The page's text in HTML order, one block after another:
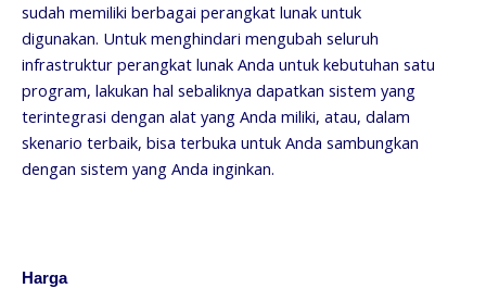
sudah memiliki berbagai perangkat lunak untuk
digunakan. Untuk menghindari mengubah seluruh
infrastruktur perangkat lunak Anda untuk kebutuhan satu
program, lakukan hal sebaliknya dapatkan sistem yang
terintegrasi dengan alat yang Anda miliki, atau, dalam
skenario terbaik, bisa terbuka untuk Anda sambungkan
dengan sistem yang Anda inginkan.
Harga